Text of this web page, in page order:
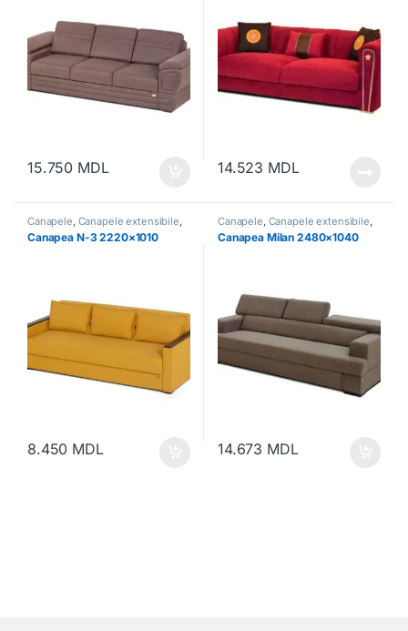
15.750 MDL 14.523 MDL
Canapele, Canapele extensibile,
Mobilă Mobilă moale
Canapea N-3 2220×1010
8.450 MDL
Canapele, Canapele extensibile,
Mobilă Mobilă moale
Canapea Milan 2480×1040
14.673 MDL